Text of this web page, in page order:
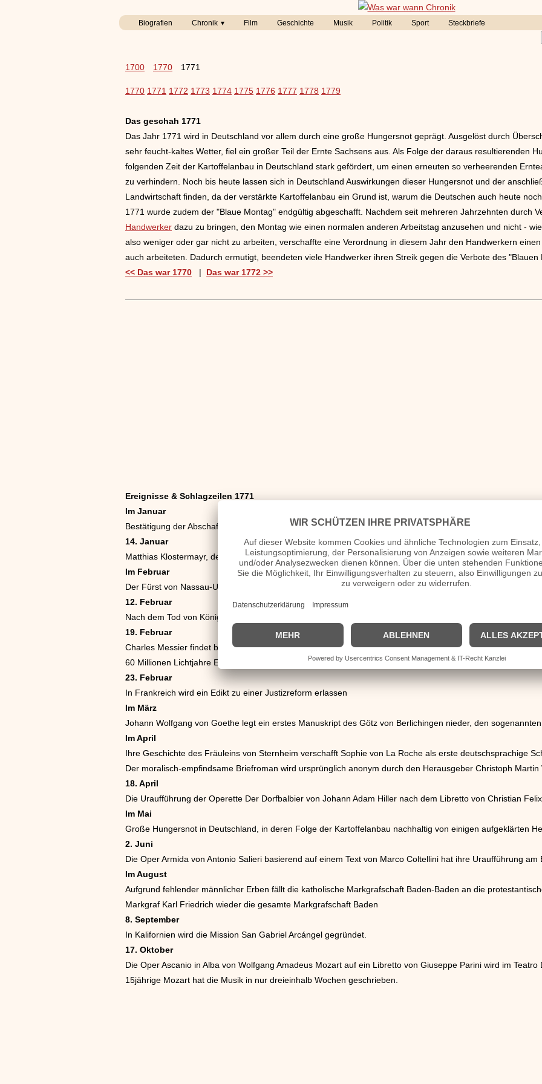
Biografien Chronik Film Geschichte Musik Politik Sport Steckbriefe
1700 1770 1771
1770 1771 1772 1773 1774 1775 1776 1777 1778 1779
Das geschah 1771
Das Jahr 1771 wird in Deutschland vor allem durch eine große Hungersnot geprägt. Ausgelöst durch
sehr feucht-kaltes Wetter, fiel ein großer Teil der Ernte Sachsens aus. Als Folge der daraus resultierenden
folgenden Zeit der Kartoffelanbau in Deutschland stark gefördert, um einen erneuten so verheerenden
zu verhindern. Noch bis heute lassen sich in Deutschland Auswirkungen dieser Hungersnot und der
Landwirtschaft finden, da der verstärkte Kartoffelanbau ein Grund ist, warum die Deutschen auch heute
1771 wurde zudem der "Blaue Montag" endgültig abgeschafft. Nachdem seit mehreren Jahrzehnten durch
Handwerker dazu zu bringen, den Montag wie einen normalen anderen Arbeitstag anzusehen und nicht -
also weniger oder gar nicht zu arbeiten, verschaffte eine Verordnung in diesem Jahr den Handwerkern
auch arbeiteten. Dadurch ermutigt, beendeten viele Handwerker ihren Streik gegen die Verbote des "Blauen
<< Das war 1770 | Das war 1772 >>
Ereignisse & Schlagzeilen 1771
Im Januar
Bestätigung der Abschaffung des „Blauen Montags“ durch Erneuerung eines Reichstagsbeschlusses von
14. Januar
Matthias Klostermayr, der Bayerische Hiasl, wird festgenommen.
Im Februar
Der Fürst von Nassau-Usingen erteilt eine Konzession für das Glücksspiel in Wiesbaden
12. Februar
Nach dem Tod von König Adolf Friedrich wird sein Sohn Gustav III. König von Schweden.
19. Februar
Charles Messier findet bei Himmelsbeobachtungen im Virgo-Galaxienhaufen die erste Galaxie, Messier 49.
60 Millionen Lichtjahre Entfernung.
23. Februar
In Frankreich wird ein Edikt zu einer Justizreform erlassen
Im März
Johann Wolfgang von Goethe legt ein erstes Manuskript des Götz von Berlichingen nieder, den sogenannten
Im April
Ihre Geschichte des Fräuleins von Sternheim verschafft Sophie von La Roche als erste deutschsprachige
Der moralisch-empfindsame Briefroman wird ursprünglich anonym durch den Herausgeber Christoph
18. April
Die Uraufführung der Operette Der Dorfbalbier von Johann Adam Hiller nach dem Libretto von Christian
Im Mai
Große Hungersnot in Deutschland, in deren Folge der Kartoffelanbau nachhaltig von einigen aufgeklärten
2. Juni
Die Oper Armida von Antonio Salieri basierend auf einem Text von Marco Coltellini hat ihre Uraufführung am
Im August
Aufgrund fehlender männlicher Erben fällt die katholische Markgrafschaft Baden-Baden an die
Markgraf Karl Friedrich wieder die gesamte Markgrafschaft Baden
8. September
In Kalifornien wird die Mission San Gabriel Arcángel gegründet.
17. Oktober
Die Oper Ascanio in Alba von Wolfgang Amadeus Mozart auf ein Libretto von Giuseppe Parini wird im
15jährige Mozart hat die Musik in nur dreieinhalb Wochen geschrieben.